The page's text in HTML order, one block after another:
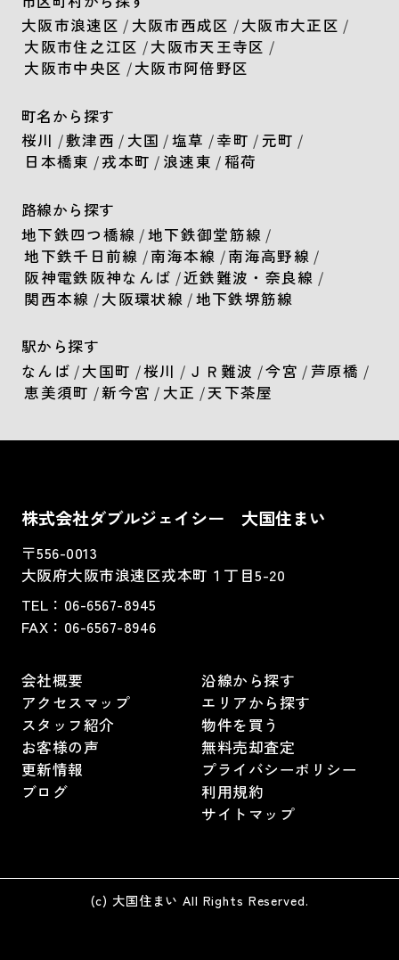
大阪市浪速区 / 大阪市西成区 /大阪市大正区 /
大阪市住之江区 /大阪市天王寺区 /
大阪市中央区 /大阪市阿倍野区
町名から探す
桜川 /敷津西 / 大国 /塩草 /幸町 / 元町 /
日本橋東 /戎本町 / 浪速東 /稲荷
路線から探す
地下鉄四つ橋線 /地下鉄御堂筋線 /
地下鉄千日前線 /南海本線 /南海高野線 /
阪神電鉄阪神なんば /近鉄難波・奈良線 /
関西本線 /大阪環状線 /地下鉄堺筋線
駅から探す
なんば /大国町 /桜川 / ＪＲ難波 /今宮 / 芦原橋 /
恵美須町 /新今宮 / 大正 /天下茶屋
株式会社ダブルジェイシー 大国住まい
〒556-0013
大阪府大阪市浪速区戎本町１丁目5-20
TEL： 06-6567-8945
FAX：06-6567-8946
会社概要
アクセスマップ
スタッフ紹介
お客様の声
更新情報
ブログ
沿線から探す
エリアから探す
物件を買う
無料売却査定
プライバシーポリシー
利用規約
サイトマップ
(c) 大国住まい All Rights Reserved.